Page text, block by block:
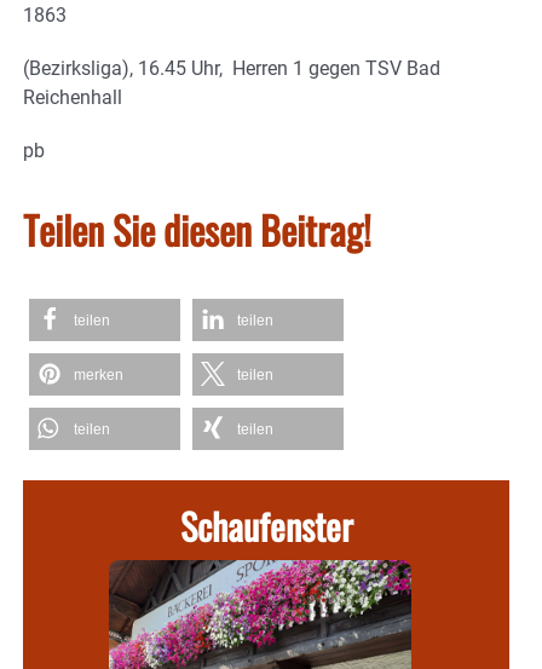
1863
(Bezirksliga), 16.45 Uhr, Herren 1 gegen TSV Bad
Reichenhall
pb
Teilen Sie diesen Beitrag!
teilen teilen
merken teilen
teilen teilen
Schaufenster